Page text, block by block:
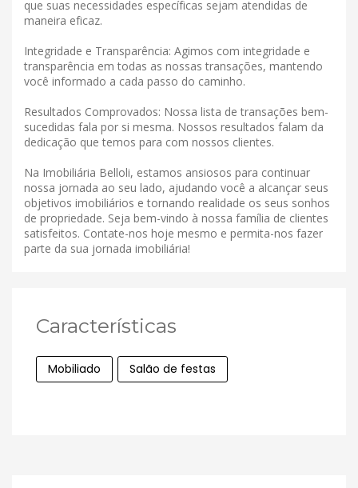
que suas necessidades específicas sejam atendidas de
maneira eficaz.
Integridade e Transparência: Agimos com integridade e
transparência em todas as nossas transações, mantendo
você informado a cada passo do caminho.
Resultados Comprovados: Nossa lista de transações bem-
sucedidas fala por si mesma. Nossos resultados falam da
dedicação que temos para com nossos clientes.
Na Imobiliária Belloli, estamos ansiosos para continuar
nossa jornada ao seu lado, ajudando você a alcançar seus
objetivos imobiliários e tornando realidade os seus sonhos
de propriedade. Seja bem-vindo à nossa família de clientes
satisfeitos. Contate-nos hoje mesmo e permita-nos fazer
parte da sua jornada imobiliária!
Características
Mobiliado Salão de festas